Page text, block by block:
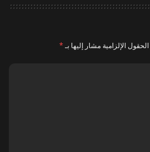
الحقول الإلزامية مشار إليها بـ*